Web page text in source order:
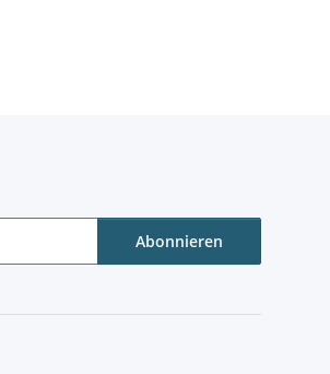
Abonnieren